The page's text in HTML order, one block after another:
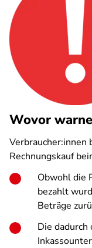
Wovor
Verbraucher:innen
Rechnungskauf
Obwohl die
bezahlt
Beträge
Die dadurch